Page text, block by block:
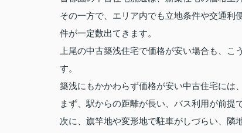
その一方で、エリア内でも立地条件や交通利
件が一定数出てきます。
上尾の中古築浅住宅で価格が安い場合も、
す。
築浅にもかかわらず価格が安い中古住宅には
まず、駅からの距離が長い、バス利用が前提
次に、旗竿地や変形地で駐車がしづらい、隣